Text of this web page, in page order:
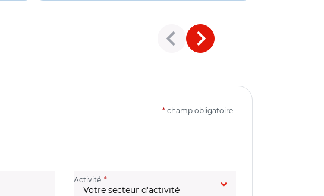
* champ obligatoire
Activité (champ obligatoire)